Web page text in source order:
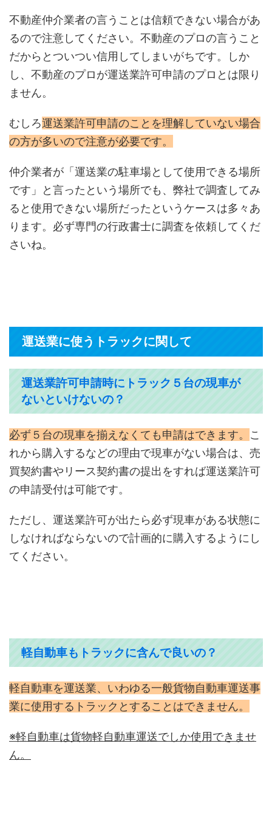
不動産仲介業者の言うことは信頼できない場合があ
るので注意してください。不動産のプロの言うこと
だからとついつい信用してしまいがちです。しか
し、不動産のプロが運送業許可申請のプロとは限り
ません。
むしろ運送業許可申請のことを理解していない場合
の方が多いので注意が必要です。
仲介業者が「運送業の駐車場として使用できる場所
です」と言ったという場所でも、弊社で調査してみ
ると使用できない場所だったというケースは多々あ
ります。必ず専門の行政書士に調査を依頼してくだ
さいね。
運送業に使うトラックに関して
運送業許可申請時にトラック５台の現車が
ないといけないの？
必ず５台の現車を揃えなくても申請はできます。 こ
れから購入するなどの理由で現車がない場合は、売
買契約書やリース契約書の提出をすれば運送業許可
の申請受付は可能です。
ただし、運送業許可が出たら必ず現車がある状態に
しなければならないので計画的に購入するようにし
てください。
軽自動車もトラックに含んで良いの？
軽自動車を運送業、いわゆる一般貨物自動車運送事
業に使用するトラックとすることはできません。
※軽自動車は貨物軽自動車運送でしか使用できませ
ん。